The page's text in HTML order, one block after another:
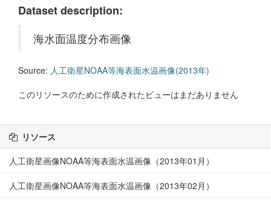
Dataset description:
海水面温度分布画像
Source: 人工衛星NOAA等海表面水温画像(2013年)
このリソースのために作成されたビューはまだありません
リソース
人工衛星画像NOAA等海表面水温画像（2013年01月）
人工衛星画像NOAA等海表面水温画像（2013年02月）